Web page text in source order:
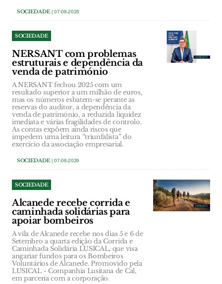
SOCIEDADE| 07-08-2026
SOCIEDADE
NERSANT com problemas
estruturais e dependência da
venda de património
A NERSANT fechou 2025 com um
resultado superior a um milhão de euros,
mas os números esbatem-se perante as
reservas do auditor, a dependência da
venda de património, a reduzida liquidez
imediata e várias fragilidades de controlo.
As contas expõem ainda riscos que
impedem uma leitura “triunfalista” do
exercício da associação empresarial.
SOCIEDADE| 07-08-2026
SOCIEDADE
Alcanede recebe corrida e
caminhada solidárias para
apoiar bombeiros
A vila de Alcanede recebe nos dias 5 e 6 de
Setembro a quarta edição da Corrida e
Caminhada Solidária LUSICAL, que visa
angariar fundos para os Bombeiros
Voluntários de Alcanede. Promovido pela
LUSICAL - Companhia Lusitana de Cal,
em parceria com a corporação.